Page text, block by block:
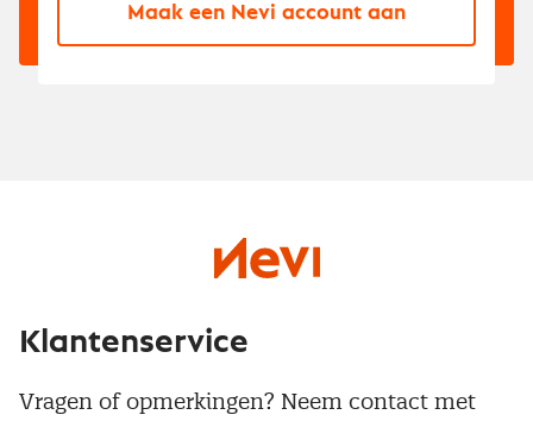
Maak een Nevi account aan
Klantenservice
Vragen of opmerkingen? Neem contact met